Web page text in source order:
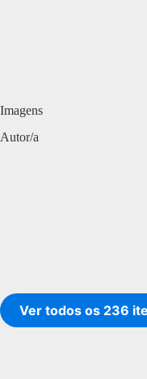
Imagens
Autor/a
Ver todos os 236